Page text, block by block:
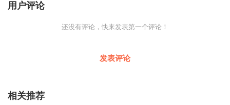
用户评论
还没有评论，快来发表第一个评论！
发表评论
相关推荐